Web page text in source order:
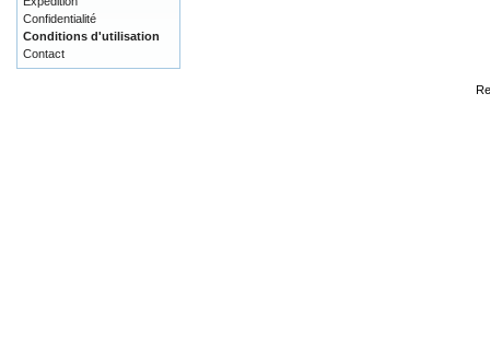
Confidentialité
Conditions d'utilisation
Contact